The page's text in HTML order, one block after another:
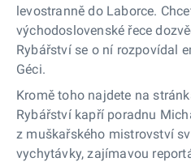
levostranně do Laborce.
východoslovenské řece
Rybářství se o ní rozpovídal
Géci.
Kromě toho najdete na
Rybářství kapří poradnu
z muškařského mistrovství
vychytávky, zajímavou